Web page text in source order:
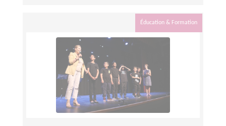
Éducation & Formation